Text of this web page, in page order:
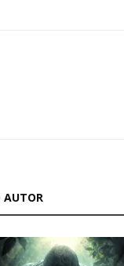
AUTOR